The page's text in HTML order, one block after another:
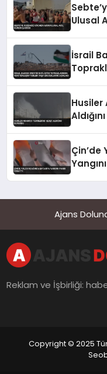
Ulusal
İsrail
Husiler
Çin’de
Ajans
Reklam ve İşbirliği:
Copyright © 2025